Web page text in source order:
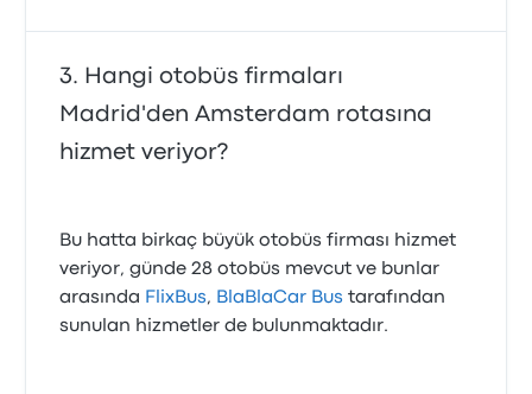
Hangi otobüs firmaları
Madrid'den Amsterdam rotasına
hizmet veriyor?
Bu hatta birkaç büyük otobüs firması hizmet
veriyor, günde 28 otobüs mevcut ve bunlar
arasında FlixBus, BlaBlaCar Bus tarafından
sunulan hizmetler de bulunmaktadır.